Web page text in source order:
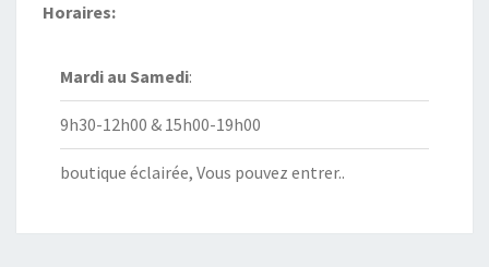
Horaires:
Mardi au Samedi:
9h30-12h00 & 15h00-19h00
boutique éclairée, Vous pouvez entrer..